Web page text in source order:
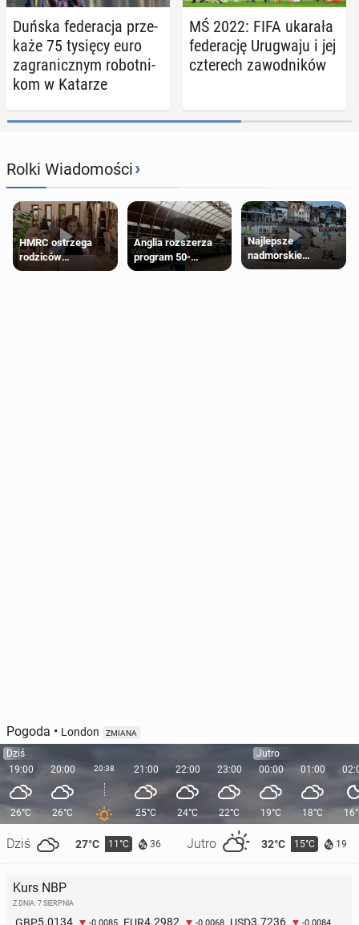
Duńska fe­de­ra­cja prze­
ka­że 75 tysięcy euro
za­gra­nicz­nym ro­bot­ni­
kom w Katarze
MŚ 2022: FIFA ukarała
fe­de­ra­cję Uru­gwa­ju i jej
czte­rech za­wod­ni­ków
Rolki Wiadomości›
HMRC ostrzega
rodziców
pobierających Child
Anglia rozszerza
program 50-
procentowych
Najlepsze
nadmorskie
miasteczko blisko
Pogoda • London ZMIANA
Dziś
19:00
26°C
Dziś 27°C 11°C 36 Jutro 32°C 15°C 19
20:00
26°C
20:38 21:00
25°C
22:00
24°C
23:00
22°C
Jutro
00:00
19°C
01:00
18°C
Kurs NBP
Z DNIA: 7 SIERPNIA
5.0134 4.2982 3.7236